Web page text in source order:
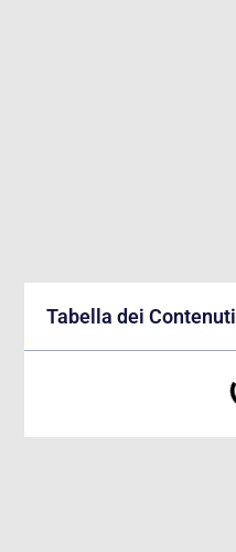
Tabella dei Contenuti